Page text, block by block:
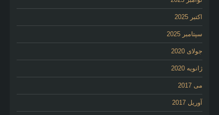
اکتبر 2025
سپتامبر 2025
جولای 2020
ژانویه 2020
می 2017
آوریل 2017